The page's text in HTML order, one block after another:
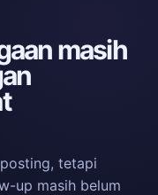
masih
tetapi
up masih belum